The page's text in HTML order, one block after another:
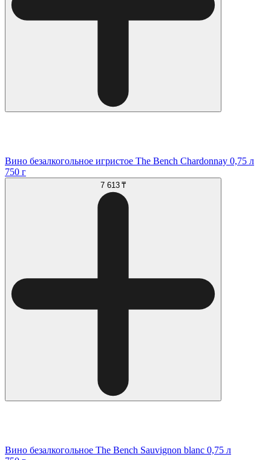
Вино безалкогольное игристое The Bench Chardonnay 0,75 л
750 г
7 613 ₸
Вино безалкогольное The Bench Sauvignon blanc 0,75 л